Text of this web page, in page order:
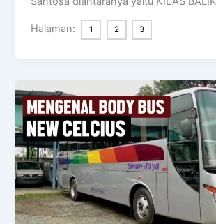
Halaman: 1 2 3